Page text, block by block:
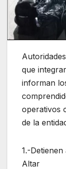
que
informan
operativos
de la
1.-
Altar